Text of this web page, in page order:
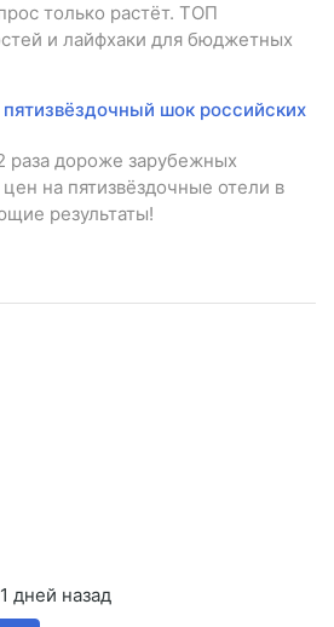
только растёт. ТОП
и лайфхаки для бюджетных
шок российских
раза дороже зарубежных
на пятизвёздочные отели в
результаты!
дней назад